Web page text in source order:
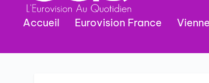
Accueil Eurovision France